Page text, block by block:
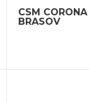
CSM CORONA
BRASOV